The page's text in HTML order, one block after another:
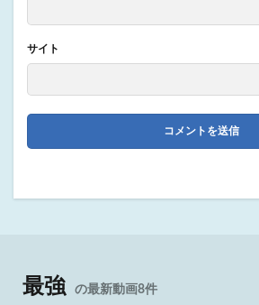
サイト
最強 の最新動画8件